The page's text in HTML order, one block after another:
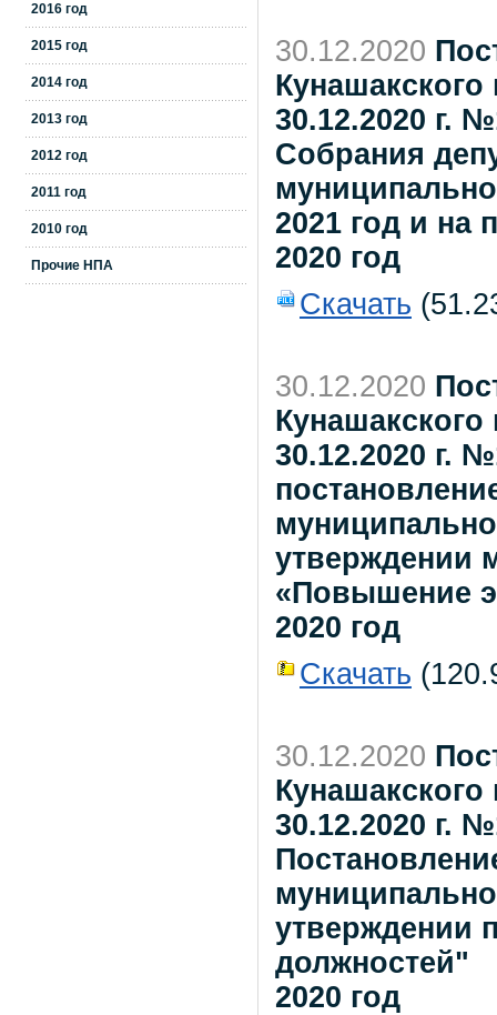
2016 год
2015 год
2014 год
2013 год
2012 год
2011 год
2010 год
Прочие НПА
30.12.2020
30.12.2020 г.
Собрания
2021 год и на
2020 год
Скачать
30.12.2020
30.12.2020 г.
утверждении
«Повышение
2020 год
Скачать
30.12.2020
30.12.2020 г.
утверждении
должностей"
2020 год